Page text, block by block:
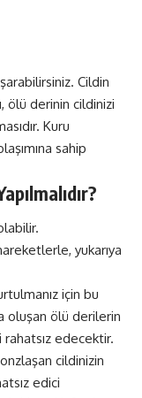
Cildin
ölü derinin cildinizi
Kuru
sahip
yukarıya
için bu
oluşan ölü derilerin
edecektir.
cildinizin
edici